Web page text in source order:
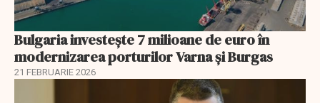
Bulgaria investește 7 milioane de euro în
modernizarea porturilor Varna și Burgas
21 FEBRUARIE 2026